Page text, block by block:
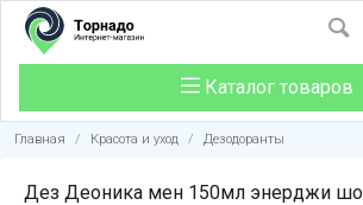
Каталог товаров
Главная / Красота и уход / Дезодоранты
Дез Деоника мен 150мл энерджи